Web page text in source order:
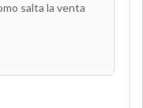
salta la venta